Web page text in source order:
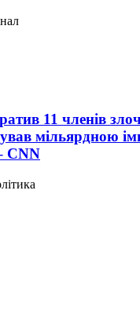
11 членів
мільярдною
CNN